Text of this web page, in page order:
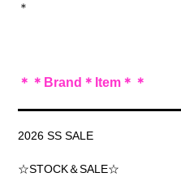
＊
＊＊Brand＊Item＊＊
2026 SS SALE
☆STOCK＆SALE☆